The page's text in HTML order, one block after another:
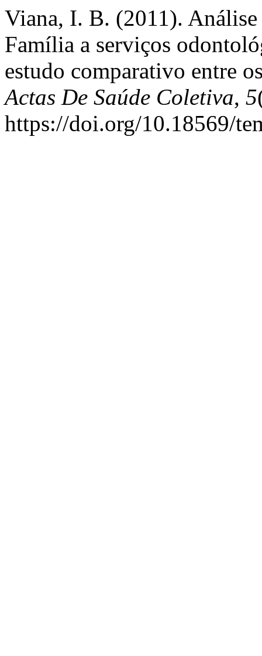
Viana, I. B. (2011). Análise
Família a serviços
estudo comparativo entre
Actas De Saúde Coletiva, 5
https://doi.org/10.18569/